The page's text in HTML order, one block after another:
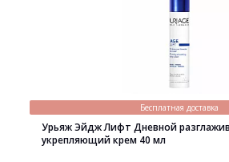
Бесплатная доставка
Урьяж Эйдж Лифт Дневной
укрепляющий крем 40 мл